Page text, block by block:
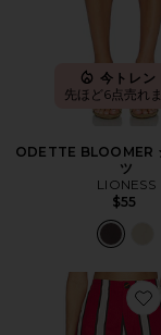
今トレン
先ほど6点売れ
ODETTE BLOOMER
ツ
LIONESS
$55